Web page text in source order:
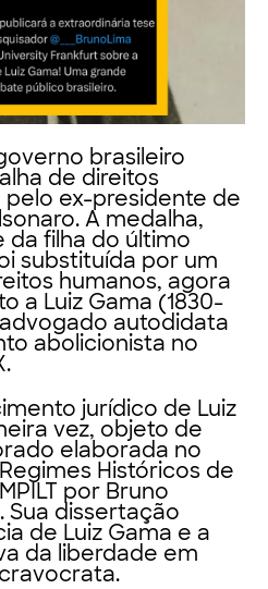
brasileiro
de direitos
pelo ex-presidente de
A medalha,
da filha do último
substituída por um
humanos, agora
a Luiz Gama (1830-
autodidata
abolicionista no
jurídico de Luiz
vez, objeto de
elaborada no
Históricos de
por Bruno
Sua dissertação
de Luiz Gama e a
da liberdade em